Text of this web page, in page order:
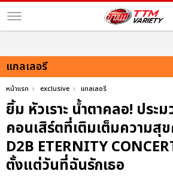
แกลเลอรี
หน้าแรก exclusive แกลเลอรี
ยิ้ม หัวเราะ น้ำตาคลอ! ประ
คอนเสิร์ตที่เติมเต็มความสุ
D2B ETERNITY
ตั้งแต่วันที่ฉันรักเธอ